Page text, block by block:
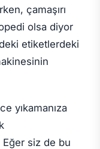
çamaşırı
olsa diyor
etiketlerdeki
yıkamanıza
siz de bu